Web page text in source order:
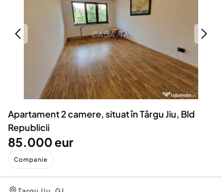
Animale de companie
Afaceri și echipamente profesionale
Inchiriere Bunuri si Vehicule
Utilaje agricole si industriale
Piese auto si accesorii
Dacia Duster
Apartament 2 camere, situat în Târgu Jiu, Bld
Republicii
85.000 eur
Companie